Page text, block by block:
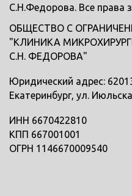
С.Н.Федорова. Все права
ОБЩЕСТВО С
"КЛИНИКА
С.Н. ФЕДОРОВА"
Юридический адрес:
Екатеринбург, ул.
ИНН 6670422810
КПП 667001001
ОГРН 1146670009540